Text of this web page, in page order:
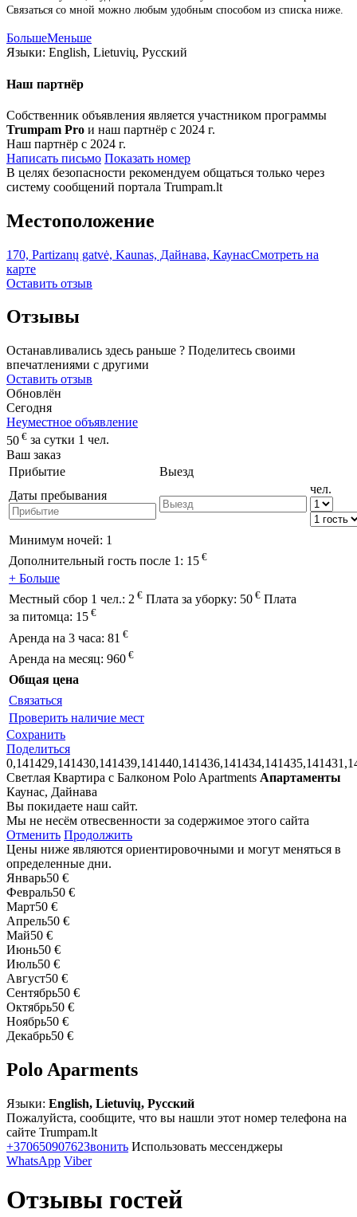
Связаться со мной можно любым удобным способом из списка ниже.
БольшеМеньше
Языки: English, Lietuvių, Русский
Наш партнёр
Собственник объявления является участником программы
Trumpam Pro и наш партнёр с 2024 г.
Наш партнёр с 2024 г.
Написать письмо Показать номер
В целях безопасности рекомендуем общаться только через
систему сообщений портала Trumpam.lt
Местоположение
170, Partizanų gatvė, Kaunas, Дайнава, КаунасСмотреть на
карте
Оставить отзыв
Отзывы
Останавливались здесь раньше ? Поделитесь своими
впечатлениями с другими
Оставить отзыв
Обновлён
Сегодня
Неуместное объявление
50 € за сутки 1 чел.
Ваш заказ
Прибытие
Выезд
Даты пребывания
чел.
Минимум ночей: 1
Дополнительный гость после 1: 15 €
+ Больше
Местный сбор 1 чел.: 2 € Плата за уборку: 50 € Плата
за питомца: 15 €
Аренда на 3 часа: 81 €
Аренда на месяц: 960 €
Общая цена
Связаться
Проверить наличие мест
Сохранить
Поделиться
Светлая Квартира с Балконом Polo Apartments Апартаменты
Каунас, Дайнава
Вы покидаете наш сайт.
Мы не несём отвесвенности за содержимое этого сайта
Отменить Продолжить
Цены ниже являются ориентировочными и могут меняться в
определенные дни.
Январь50 €
Февраль50 €
Март50 €
Апрель50 €
Май50 €
Июнь50 €
Июль50 €
Август50 €
Сентябрь50 €
Октябрь50 €
Ноябрь50 €
Декабрь50 €
Polo Aparments
Языки: English, Lietuvių, Русский
Пожалуйста, сообщите, что вы нашли этот номер телефона на
сайте Trumpam.lt
+37065090762Звонить Использовать мессенджеры
WhatsApp Viber
Отзывы гостей